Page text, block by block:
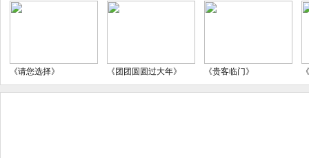
《请您选择》 《团团圆圆过大年》 《贵客临门》